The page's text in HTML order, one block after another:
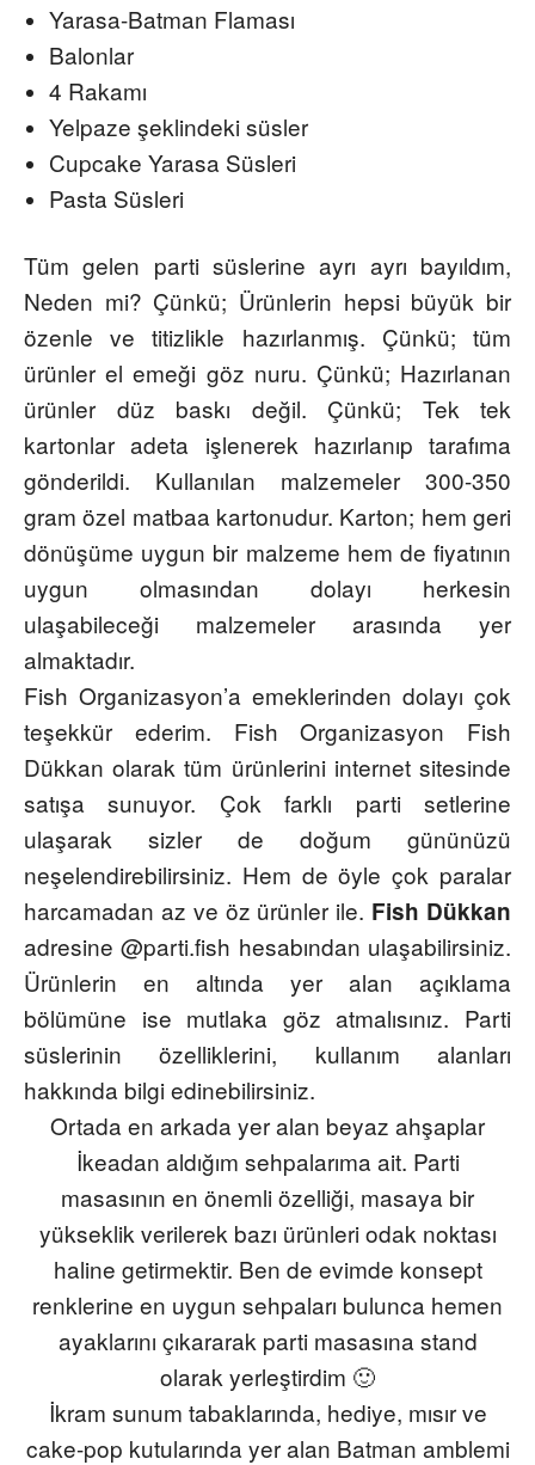
Yarasa-Batman Flaması
Balonlar
4 Rakamı
Yelpaze şeklindeki süsler
Cupcake Yarasa Süsleri
Pasta Süsleri
Tüm gelen parti süslerine ayrı ayrı bayıldım,
Neden mi? Çünkü; Ürünlerin hepsi büyük bir
özenle ve titizlikle hazırlanmış. Çünkü; tüm
ürünler el emeği göz nuru. Çünkü; Hazırlanan
ürünler düz baskı değil. Çünkü; Tek tek
kartonlar adeta işlenerek hazırlanıp tarafıma
gönderildi. Kullanılan malzemeler 300-350
gram özel matbaa kartonudur. Karton; hem geri
dönüşüme uygun bir malzeme hem de fiyatının
uygun olmasından dolayı herkesin
ulaşabileceği malzemeler arasında yer
almaktadır.
Fish Organizasyon’a emeklerinden dolayı çok
teşekkür ederim. Fish Organizasyon Fish
Dükkan olarak tüm ürünlerini internet sitesinde
satışa sunuyor. Çok farklı parti setlerine
ulaşarak sizler de doğum gününüzü
neşelendirebilirsiniz. Hem de öyle çok paralar
harcamadan az ve öz ürünler ile. Fish Dükkan
adresine @parti.fish hesabından ulaşabilirsiniz.
Ürünlerin en altında yer alan açıklama
bölümüne ise mutlaka göz atmalısınız. Parti
süslerinin özelliklerini, kullanım alanları
hakkında bilgi edinebilirsiniz.
Ortada en arkada yer alan beyaz ahşaplar
İkeadan aldığım sehpalarıma ait. Parti
masasının en önemli özelliği, masaya bir
yükseklik verilerek bazı ürünleri odak noktası
haline getirmektir. Ben de evimde konsept
renklerine en uygun sehpaları bulunca hemen
ayaklarını çıkararak parti masasına stand
olarak yerleştirdim 🙂
İkram sunum tabaklarında, hediye, mısır ve
cake-pop kutularında yer alan Batman amblemi